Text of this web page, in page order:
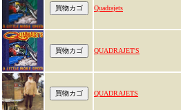
Quadrajets‎
QUADRAJET'S
QUADRAJETS